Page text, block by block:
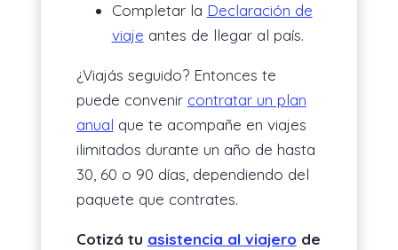
Completar la Declaración de
viaje antes de llegar al país.
¿Viajás seguido? Entonces te
puede convenir contratar un plan
anual que te acompañe en viajes
ilimitados durante un año de hasta
30, 60 o 90 días, dependiendo del
paquete que contrates.
Cotizá tu asistencia al viajero de